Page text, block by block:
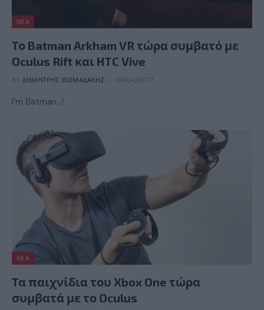
ΝΈΑ
Το Batman Arkham VR τώρα συμβατό με
Oculus Rift και HTC Vive
BY ΔΗΜΉΤΡΗΣ ΘΩΜΑΔΆΚΗΣ 04/04/2017
I’m Batman…!
ΝΈΑ
Τα παιχνίδια του Xbox One τώρα
συμβατά με το Oculus